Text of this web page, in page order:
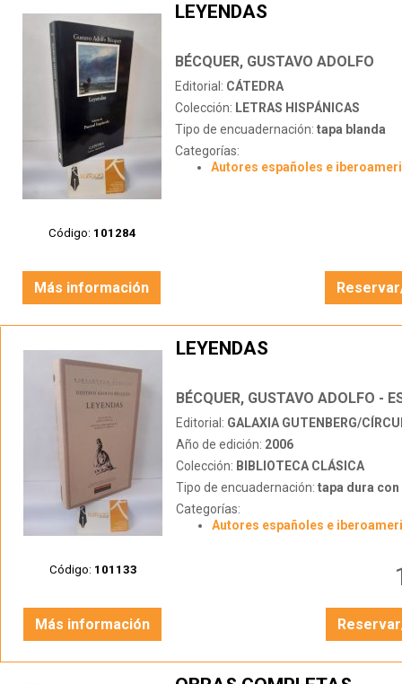
Código: 101284
LEYENDAS
BÉCQUER, GUSTAVO ADOLFO
Editorial: CÁTEDRA
Colección: LETRAS HISPÁNICAS
Tipo de encuadernación: tapa blanda
Categorías:
Autores españoles e
Más información
Código: 101133
LEYENDAS
Editorial: GALAXIA GUTENBERG/CÍRCULO
Año de edición: 2006
Colección: BIBLIOTECA CLÁSICA
Tipo de encuadernación: tapa dura con
Categorías:
Autores españoles e
Más información